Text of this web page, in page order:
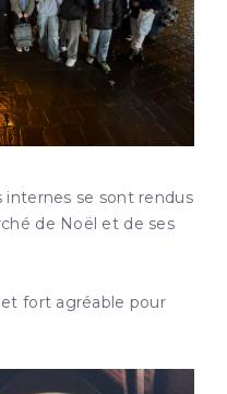
internes se sont rendus
de Noël et de ses
fort agréable pour